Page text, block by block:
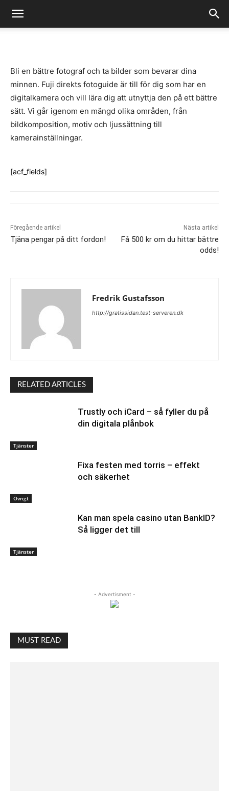
Bli en bättre fotograf och ta bilder som bevarar dina
minnen. Fuji direkts fotoguide är till för dig som har en
digitalkamera och vill lära dig att utnyttja den på ett bättre
sätt. Vi går igenom en mängd olika områden, från
bildkomposition, motiv och ljussättning till
kamerainställningar.
[acf_fields]
Föregående artikel
Tjäna pengar på ditt fordon!
Nästa artikel
Få 500 kr om du hittar bättre
odds!
Fredrik Gustafsson
http://gratissidan.test-serveren.dk
RELATED ARTICLES
Tjänster
Trustly och iCard – så fyller du på
din digitala plånbok
Övrigt
Fixa festen med torris – effekt
och säkerhet
Tjänster
Kan man spela casino utan BankID?
Så ligger det till
- Advertisment -
MUST READ